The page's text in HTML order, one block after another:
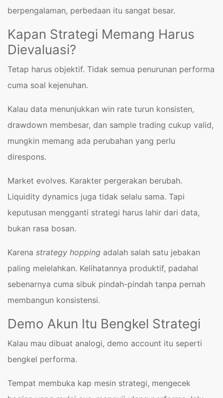
berpengalaman, perbedaan itu sangat besar.
Kapan Strategi Memang Harus
Dievaluasi?
Tetap harus objektif. Tidak semua penurunan performa
cuma soal kejenuhan.
Kalau data menunjukkan win rate turun konsisten,
drawdown membesar, dan sample trading cukup valid,
mungkin memang ada perubahan yang perlu
direspons.
Market evolves. Karakter pergerakan berubah.
Liquidity dynamics juga tidak selalu sama. Tapi
keputusan mengganti strategi harus lahir dari data,
bukan rasa bosan.
Karena strategy hopping adalah salah satu jebakan
paling melelahkan. Kelihatannya produktif, padahal
sebenarnya cuma sibuk pindah-pindah tanpa pernah
membangun konsistensi.
Demo Akun Itu Bengkel Strategi
Kalau mau dibuat analogi, demo account itu seperti
bengkel performa.
Tempat membuka kap mesin strategi, mengecek